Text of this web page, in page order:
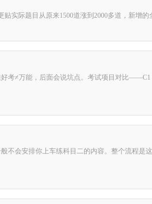
实际题目从原来1500道涨到2000多道，新增
考≠万能，后面会说坑点。考试项目对比
会安排你上车练科目二的内容。整个流程是